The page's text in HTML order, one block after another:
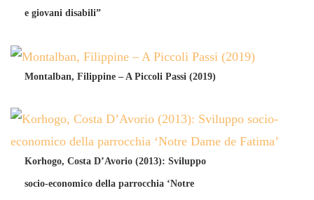
e giovani disabili”
Montalban, Filippine – A Piccoli Passi (2019)
Korhogo, Costa D’Avorio (2013): Sviluppo
socio-economico della parrocchia ‘Notre